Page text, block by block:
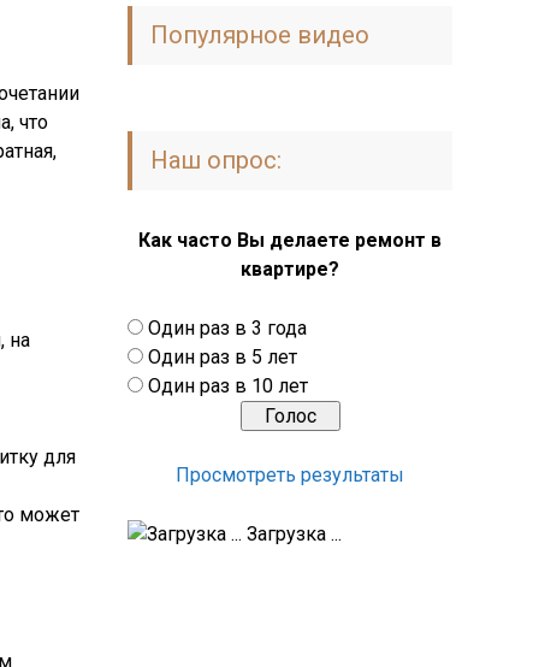
что
на
для
может
Популярное видео
Наш опрос:
Как часто Вы делаете ремонт в
квартире?
Один раз в 3 года
Один раз в 5 лет
Один раз в 10 лет
Просмотреть результаты
Загрузка ...